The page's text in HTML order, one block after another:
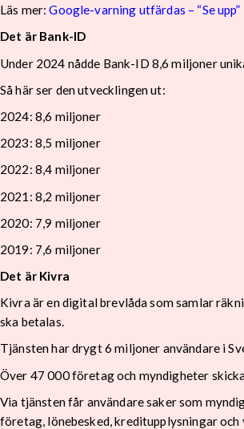
Läs mer:Google-varning utfärdas – “Se upp”
Det är Bank-ID
Under 2024 nådde Bank-ID 8,6 miljoner
Så här ser den utvecklingen ut:
2024: 8,6 miljoner
2023: 8,5 miljoner
2022: 8,4 miljoner
2021: 8,2 miljoner
2020: 7,9 miljoner
2019: 7,6 miljoner
Det är Kivra
Kivra är en digital brevlåda som samlar
ska betalas.
Tjänsten har drygt 6 miljoner användare i
Över 47 000 företag och myndigheter
Via tjänsten får användare saker som
företag, lönebesked, kreditupplysningar och